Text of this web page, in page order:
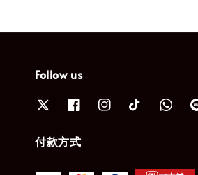
Follow us
付款方式